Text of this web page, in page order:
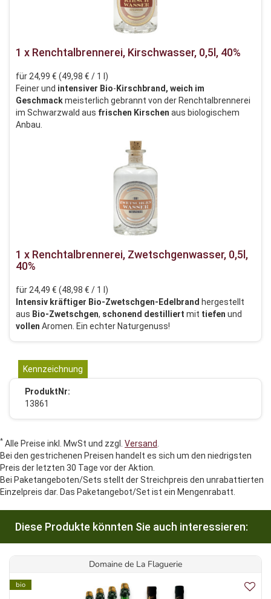
1 x Renchtalbrennerei, Kirschwasser, 0,5l, 40%
für 24,99 € (49,98 € / 1 l)
Feiner und intensiver Bio-Kirschbrand, weich im
Geschmackmeisterlich gebrannt von der Renchtalbrennerei
im Schwarzwald aus frischen Kirschen aus biologischem
Anbau.
1 x Renchtalbrennerei, Zwetschgenwasser, 0,5l,
40%
für 24,49 € (48,98 € / 1 l)
Intensiv kräftiger Bio-Zwetschgen-Edelbrand hergestellt
aus Bio-Zwetschgen, schonend destilliert mit tiefen und
vollen Aromen. Ein echter Naturgenuss!
Kennzeichnung
ProduktNr:
13861
* Alle Preise inkl. MwSt und zzgl. Versand
Bei den gestrichenen Preisen handelt es sich um den niedrigsten
Preis der letzten 30 Tage vor der Aktion.
Bei Paketangeboten/Sets stellt der Streichpreis den unrabattierten
Einzelpreis dar. Das Paketangebot/Set ist ein Mengenrabatt.
Diese Produkte könnten Sie auch interessieren:
Domaine de La Flaguerie
bio